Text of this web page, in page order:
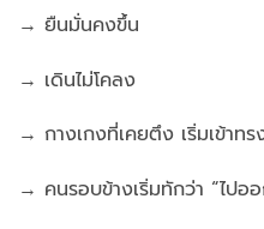
→ ยืนมั่นคงขึ้น
→ เดินไม่โคลง
→ กางเกงที่เคยตึง เริ่มเข้าทร
→ คนรอบข้างเริ่มทักว่า “ไปอ